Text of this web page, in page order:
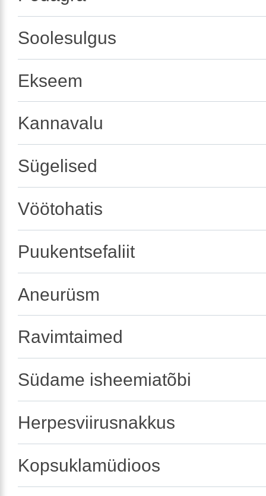
Soolesulgus
Ekseem
Kannavalu
Sügelised
Vöötohatis
Puukentsefaliit
Aneurüsm
Ravimtaimed
Südame isheemiatõbi
Herpesviirusnakkus
Kopsuklamüdioos